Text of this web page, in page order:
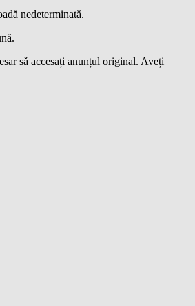
nedeterminată.
sǎ accesați anunțul original. Aveți